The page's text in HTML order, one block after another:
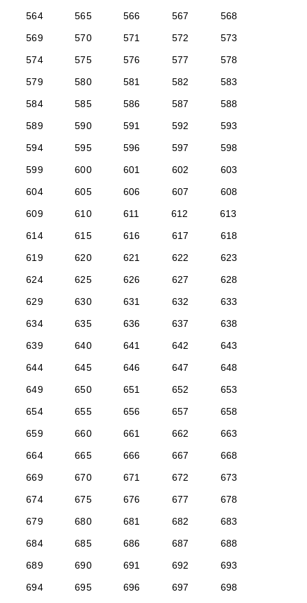
564
565 566 567
568
569
570 571 572
573
574
575 576 577
578
579
580 581 582
583
584
585 586 587
588
589
590 591 592
593
594
595 596 597
598
599
600 601 602
603
604
605 606 607
608
609
610 611 612
613
614
615 616 617
618
619
620 621 622
623
624
625 626 627
628
629
630 631 632
633
634
635 636 637
638
639
640 641 642
643
644
645 646 647
648
649
650 651 652
653
654
655 656 657
658
659
660 661 662
663
664
665 666 667
668
669
670 671 672
673
674
675 676 677
678
679
680 681 682
683
684
685 686 687
688
689
690 691 692
693
694
695 696 697
698